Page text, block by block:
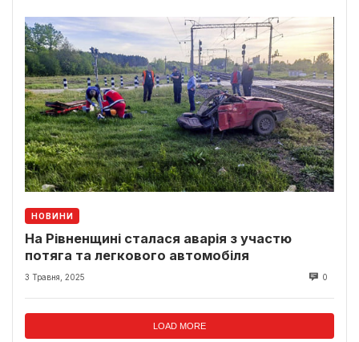
НОВИНИ
На Рівненщині сталася аварія з участю
потяга та легкового автомобіля
3 Травня, 2025 0
LOAD MORE